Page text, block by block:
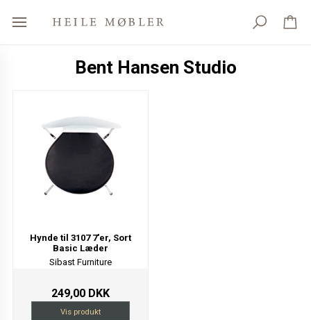
Bent Hansen Studio
Hynde til 3107 7'er, Sort
Basic Læder
Sibast Furniture
249,00 DKK
Vis produkt